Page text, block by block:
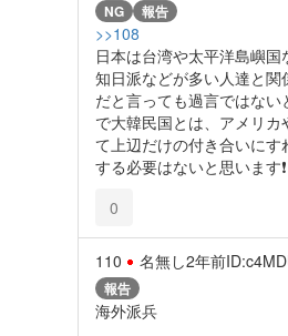
NG 報告
>>108
日本は台湾や太平洋島嶼
知日派などが多い人達と関
だと言っても過言ではない
で大韓民国とは、アメリカ
て上辺だけの付き合いに
する必要はないと思います❗
0
110 名無し2年前
報告
海外派兵